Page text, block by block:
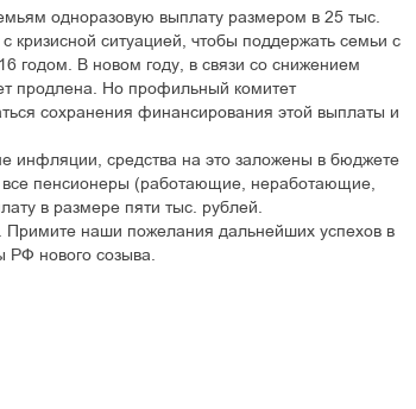
одноразовую выплату размером в 25 тыс.
кризисной ситуацией, чтобы поддержать семьи с
годом. В новом году, в связи со снижением
продлена. Но профильный комитет
сохранения финансирования этой выплаты и
инфляции, средства на это заложены в бюджете
все пенсионеры (работающие, неработающие,
в размере пяти тыс. рублей.
Примите наши пожелания дальнейших успехов в
РФ нового созыва.